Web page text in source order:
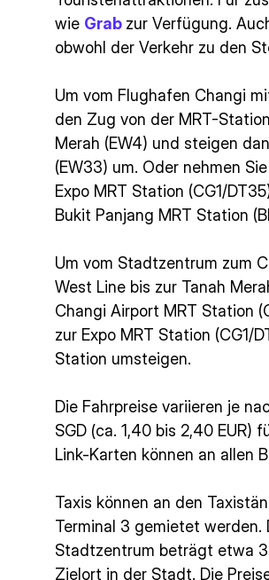
wie Grab zur Verfügung.
obwohl der Verkehr zu den
Um vom Flughafen Changi
den Zug von der MRT-
Merah (EW4) und steigen
(EW33) um. Oder nehmen
Expo MRT Station (CG1/
Bukit Panjang MRT Station
Um vom Stadtzentrum zum
West Line bis zur Tanah
Changi Airport MRT Station
zur Expo MRT Station (CG1/
Station umsteigen.
Die Fahrpreise variieren je
SGD (ca. 1,40 bis 2,40 EUR)
Link-Karten können an allen
Taxis können an den
Terminal 3 gemietet werden.
Stadtzentrum beträgt etwa
Zielort in der Stadt. Die